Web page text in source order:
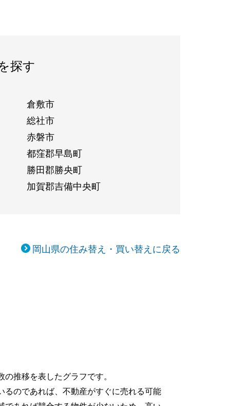
探す
倉敷市
総社市
赤磐市
都窪郡早島町
勝田郡勝央町
加賀郡吉備中央町
岡山県の住み替え・買い替えに戻る
推移を表したグラフです。
るのであれば、不動産がすぐに売れる可能